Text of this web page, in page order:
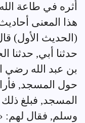
أثره في طاعة
هذا المعنى
(الحديث الأول)
حدثنا أبي,
بن عبد الله رضي
حول المسجد,
المسجد, فبلغ
وسلم, فقال لهم: